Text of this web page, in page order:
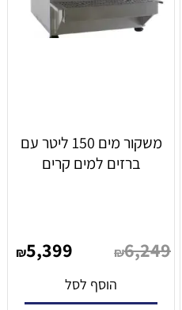
משקור מים 150 ליטר עם
ברזים למים קרים
₪6,249
₪5,399
הוסף לסל